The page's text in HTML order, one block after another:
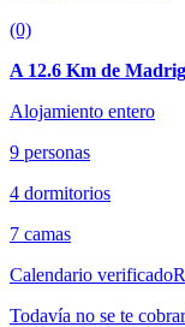
(0)
A 12.6 Km de
Alojamiento entero
9 personas
4 dormitorios
7 camas
Calendario verificado
Todavía no se te